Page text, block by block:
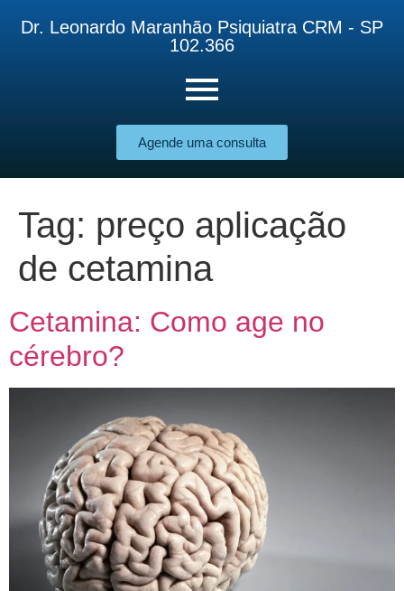
Dr. Leonardo Maranhão Psiquiatra CRM - SP
102.366
Agende uma consulta
Tag: preço aplicação
de cetamina
Cetamina: Como age no
cérebro?